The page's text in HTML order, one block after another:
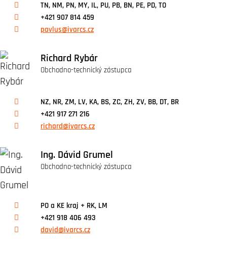
TN, NM, PN, MY, IL, PU, PB, BN, PE, PD, TO
+421 907 814 459
pavlus@ivarcs.cz
Richard Rybár
Obchodno-technický zástupca
NZ, NR, ZM, LV, KA, BS, ZC, ZH, ZV, BB, DT, BR
+421 917 271 216
richard@ivarcs.cz
Ing. Dávid Grumel
Obchodno-technický zástupca
PO a KE kraj + RK, LM
+421 918 406 493
david@ivarcs.cz